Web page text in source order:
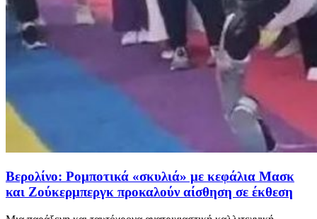
Βερολίνο: Ρομποτικά «σκυλιά» με κεφάλια Μασκ
και Ζούκερμπεργκ προκαλούν αίσθηση σε έκθεση